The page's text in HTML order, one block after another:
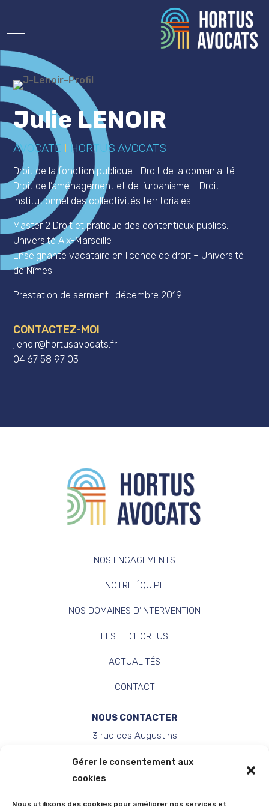
Gérer le consentement aux
cookies
Nous utilisons des cookies pour améliorer nos services et
Julie LENOIR
AVOCATE I HORTUS AVOCATS
Droit de la fonction publique –Droit de la domanialité –
Droit de l’aménagement et de l’urbanisme – Droit
institutionnel des collectivités territoriales
Master 2 Droit et pratique des contentieux publics,
Université Aix-Marseille
Enseignante vacataire en licence de droit – Université
de Nîmes
Prestation de serment : décembre 2019
CONTACTEZ-MOI
jlenoir@hortusavocats.fr
04 67 58 97 03
NOS ENGAGEMENTS
NOTRE ÉQUIPE
NOS DOMAINES D’INTERVENTION
LES + D’HORTUS
ACTUALITÉS
CONTACT
NOUS CONTACTER
3 rue des Augustins